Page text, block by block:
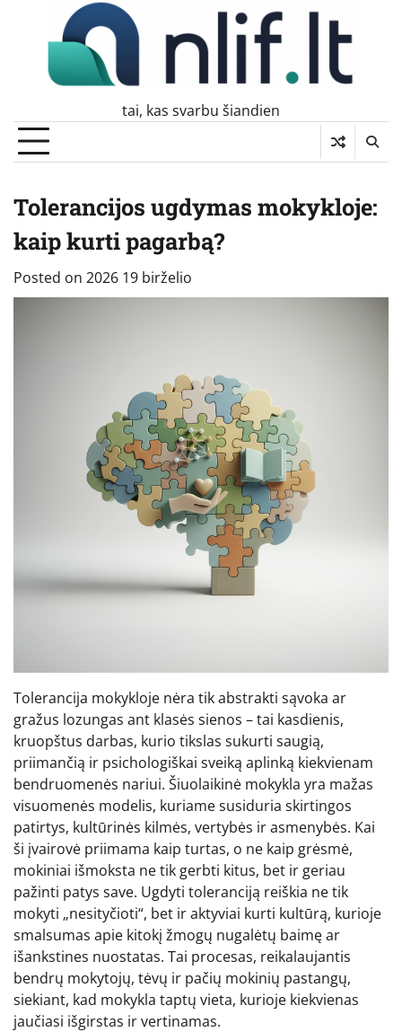
tai, kas svarbu šiandien
Tolerancijos ugdymas mokykloje:
kaip kurti pagarbą?
Posted on 2026 19 birželio
Tolerancija mokykloje nėra tik abstrakti sąvoka ar
gražus lozungas ant klasės sienos – tai kasdienis,
kruopštus darbas, kurio tikslas sukurti saugią,
priimančią ir psichologiškai sveiką aplinką kiekvienam
bendruomenės nariui. Šiuolaikinė mokykla yra mažas
visuomenės modelis, kuriame susiduria skirtingos
patirtys, kultūrinės kilmės, vertybės ir asmenybės. Kai
ši įvairovė priimama kaip turtas, o ne kaip grėsmė,
mokiniai išmoksta ne tik gerbti kitus, bet ir geriau
pažinti patys save. Ugdyti toleranciją reiškia ne tik
mokyti „nesityčioti“, bet ir aktyviai kurti kultūrą, kurioje
smalsumas apie kitokį žmogų nugalėtų baimę ar
išankstines nuostatas. Tai procesas, reikalaujantis
bendrų mokytojų, tėvų ir pačių mokinių pastangų,
siekiant, kad mokykla taptų vieta, kurioje kiekvienas
jaučiasi išgirstas ir vertinamas.